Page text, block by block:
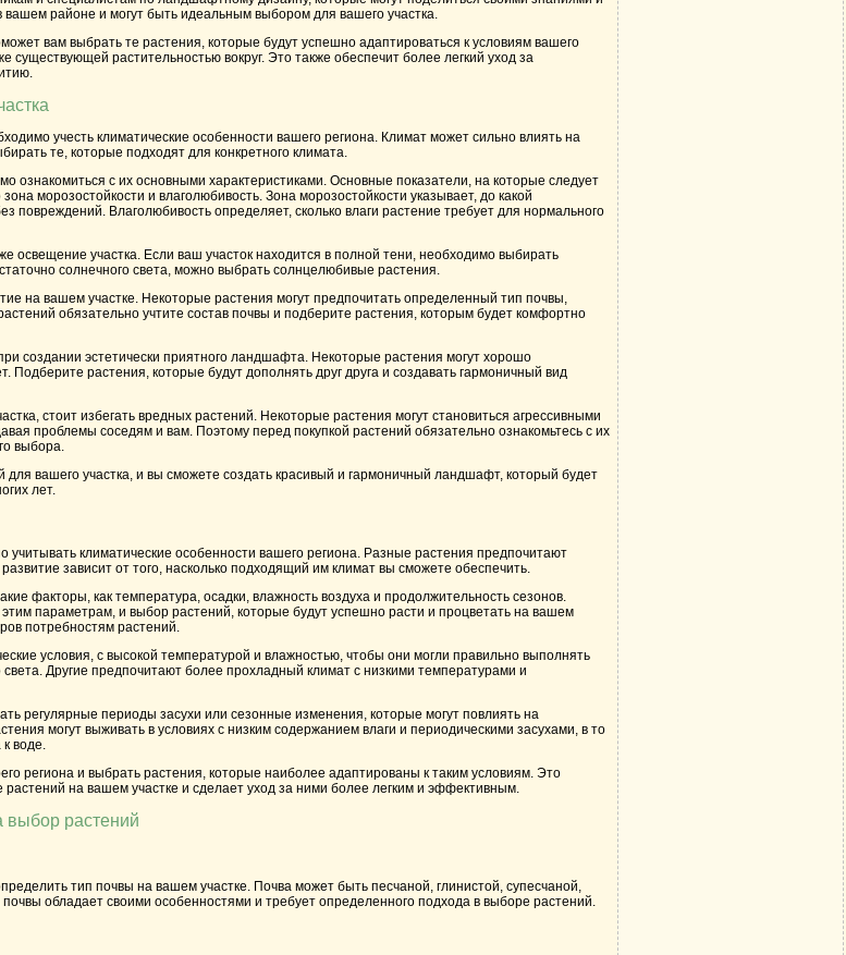
районе и могут быть идеальным выбором для вашего участка.
вам выбрать те растения, которые будут успешно адаптироваться к условиям вашего
существующей растительностью вокруг. Это также обеспечит более легкий уход за
учесть климатические особенности вашего региона. Климат может сильно влиять на
те, которые подходят для конкретного климата.
ознакомиться с их основными характеристиками. Основные показатели, на которые следует
морозостойкости и влаголюбивость. Зона морозостойкости указывает, до какой
повреждений. Влаголюбивость определяет, сколько влаги растение требует для нормального
освещение участка. Если ваш участок находится в полной тени, необходимо выбирать
солнечного света, можно выбрать солнцелюбивые растения.
на вашем участке. Некоторые растения могут предпочитать определенный тип почвы,
обязательно учтите состав почвы и подберите растения, которым будет комфортно
создании эстетически приятного ландшафта. Некоторые растения могут хорошо
Подберите растения, которые будут дополнять друг друга и создавать гармоничный вид
стоит избегать вредных растений. Некоторые растения могут становиться агрессивными
проблемы соседям и вам. Поэтому перед покупкой растений обязательно ознакомьтесь с их
выбора.
вашего участка, и вы сможете создать красивый и гармоничный ландшафт, который будет
лет.
учитывать климатические особенности вашего региона. Разные растения предпочитают
зависит от того, насколько подходящий им климат вы сможете обеспечить.
факторы, как температура, осадки, влажность воздуха и продолжительность сезонов.
параметрам, и выбор растений, которые будут успешно расти и процветать на вашем
потребностям растений.
условия, с высокой температурой и влажностью, чтобы они могли правильно выполнять
Другие предпочитают более прохладный климат с низкими температурами и
регулярные периоды засухи или сезонные изменения, которые могут повлиять на
могут выживать в условиях с низким содержанием влаги и периодическими засухами, в то
к воде.
региона и выбрать растения, которые наиболее адаптированы к таким условиям. Это
на вашем участке и сделает уход за ними более легким и эффективным.
выбор растений
тип почвы на вашем участке. Почва может быть песчаной, глинистой, супесчаной,
обладает своими особенностями и требует определенного подхода в выборе растений.